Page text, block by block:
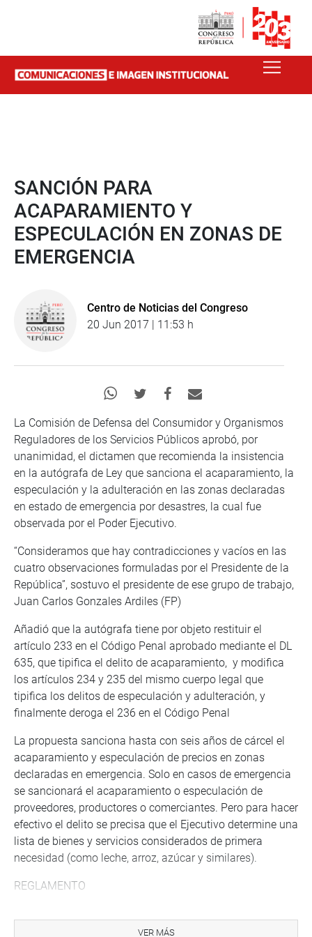
SANCIÓN PARA
ACAPARAMIENTO Y
ESPECULACIÓN EN ZONAS DE
EMERGENCIA
Centro de Noticias del Congreso
20 Jun 2017 | 11:53 h
La Comisión de Defensa del Consumidor y Organismos
Reguladores de los Servicios Públicos aprobó, por
unanimidad, el dictamen que recomienda la insistencia
en la autógrafa de Ley que sanciona el acaparamiento, la
especulación y la adulteración en las zonas declaradas
en estado de emergencia por desastres, la cual fue
observada por el Poder Ejecutivo.
“Consideramos que hay contradicciones y vacíos en las
cuatro observaciones formuladas por el Presidente de la
República”, sostuvo el presidente de ese grupo de trabajo,
Juan Carlos Gonzales Ardiles (FP)
Añadió que la autógrafa tiene por objeto restituir el
artículo 233 en el Código Penal aprobado mediante el DL
635, que tipifica el delito de acaparamiento, y modifica
los artículos 234 y 235 del mismo cuerpo legal que
tipifica los delitos de especulación y adulteración, y
finalmente deroga el 236 en el Código Penal
La propuesta sanciona hasta con seis años de cárcel el
acaparamiento y especulación de precios en zonas
declaradas en emergencia. Solo en casos de emergencia
se sancionará el acaparamiento o especulación de
proveedores, productores o comerciantes. Pero para hacer
efectivo el delito se precisa que el Ejecutivo determine una
lista de bienes y servicios considerados de primera
necesidad (como leche, arroz, azúcar y similares).
REGLAMENTO
junto a representantes de la industria y del gremio de
VER MÁS